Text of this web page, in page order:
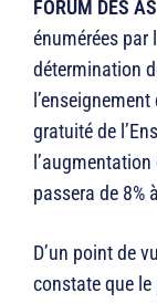
FORUM DES AS
énumérées par
détermination
gratuité de
passera de 8%
D’un point de
constate que